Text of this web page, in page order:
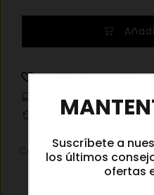
cantidadAñadir a la lista de
Información de envíos
Cambios y devoluciones
Categorías:Gafas
Suscríbete a
los últimos
ofertas